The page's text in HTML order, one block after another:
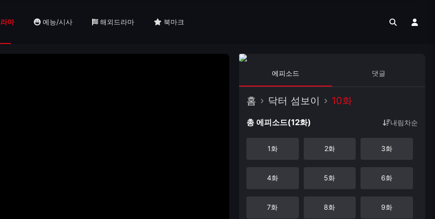
마 예능/시사 해외드라마 북마크
에피소드 댓글
홈 닥터 섬보이 10화
총 에피소드(12화) 내림차순
1화 2화 3화
4화 5화 6화
7화 8화 9화